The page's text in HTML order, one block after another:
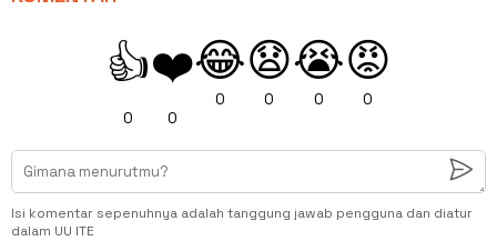
👍
0
❤️
0
😂
0
😧
0
😭
0
😡
0
Isi komentar sepenuhnya adalah tanggung jawab pengguna dan diatur
dalam UU ITE